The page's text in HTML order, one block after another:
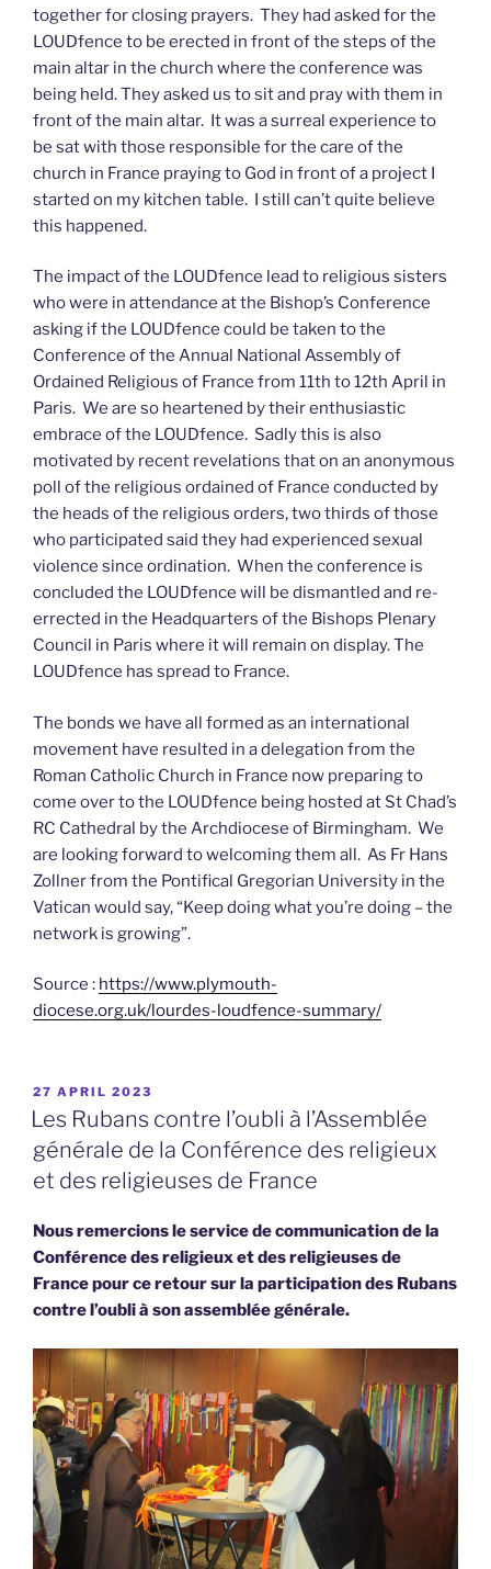
together for closing prayers. They had asked for the
LOUDfence to be erected in front of the steps of the
main altar in the church where the conference was
being held. They asked us to sit and pray with them in
front of the main altar. It was a surreal experience to
be sat with those responsible for the care of the
church in France praying to God in front of a project I
started on my kitchen table. I still can’t quite believe
this happened.
The impact of the LOUDfence lead to religious sisters
who were in attendance at the Bishop’s Conference
asking if the LOUDfence could be taken to the
Conference of the Annual National Assembly of
Ordained Religious of France from 11th to 12th April in
Paris. We are so heartened by their enthusiastic
embrace of the LOUDfence. Sadly this is also
motivated by recent revelations that on an anonymous
poll of the religious ordained of France conducted by
the heads of the religious orders, two thirds of those
who participated said they had experienced sexual
violence since ordination. When the conference is
concluded the LOUDfence will be dismantled and re-
errected in the Headquarters of the Bishops Plenary
Council in Paris where it will remain on display. The
LOUDfence has spread to France.
The bonds we have all formed as an international
movement have resulted in a delegation from the
Roman Catholic Church in France now preparing to
come over to the LOUDfence being hosted at St Chad’s
RC Cathedral by the Archdiocese of Birmingham. We
are looking forward to welcoming them all. As Fr Hans
Zollner from the Pontifical Gregorian University in the
Vatican would say, “Keep doing what you’re doing – the
network is growing”.
Source : https://www.plymouth-
diocese.org.uk/lourdes-loudfence-summary/
POSTED
ON
27 APRIL 2023
Les Rubans contre l’oubli à l’Assemblée
générale de la Conférence des religieux
et des religieuses de France
Nous remercions le service de communication de la
Conférence des religieux et des religieuses de
France pour ce retour sur la participation des Rubans
contre l’oubli à son assemblée générale.